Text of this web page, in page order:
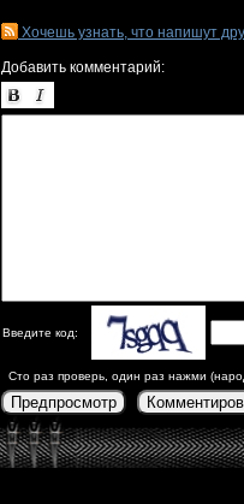
Хочешь узнать, что напишут
Добавить комментарий:
Введите код:
Сто раз проверь, один раз нажми
Предпросмотр